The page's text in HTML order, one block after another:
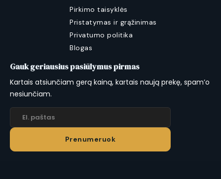
Pirkimo taisyklės
Pristatymas ir grąžinimas
Privatumo politika
Blogas
Gauk geriausius pasiūlymus pirmas
Kartais atsiunčiam gerą kainą, kartais naują prekę, spam’o
nesiunčiam.
Prenumeruok